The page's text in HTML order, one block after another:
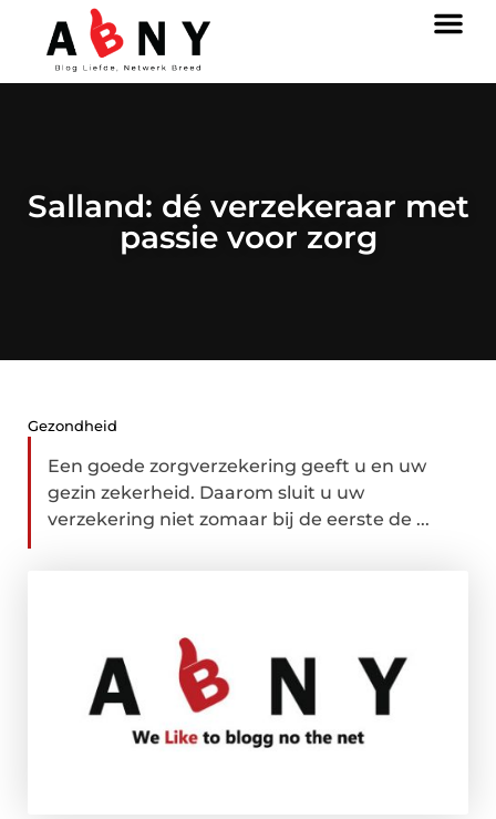
Salland: dé verzekeraar met
passie voor zorg
Gezondheid
Een goede zorgverzekering geeft u en uw
gezin zekerheid. Daarom sluit u uw
verzekering niet zomaar bij de eerste de ...